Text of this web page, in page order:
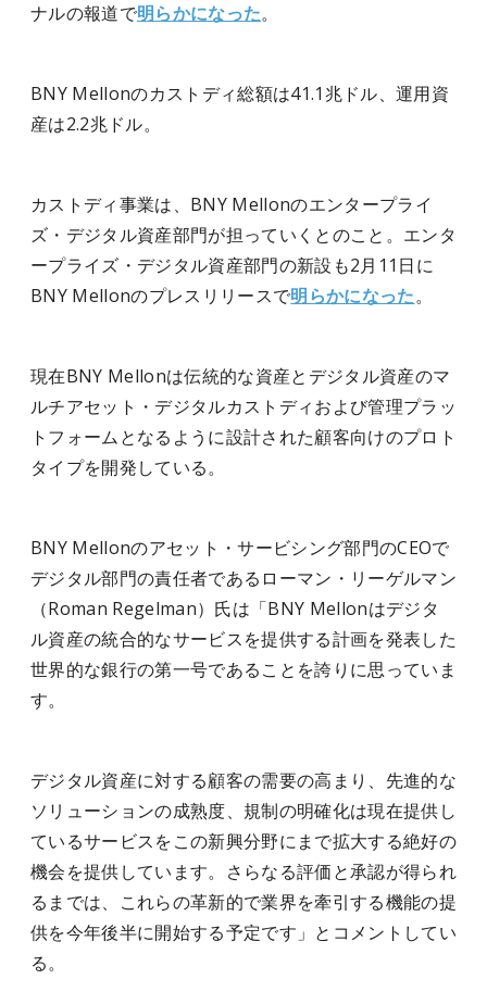
ナルの報道で明らかになった。
BNY Mellonのカストディ総額は41.1兆ドル、運用資
産は2.2兆ドル。
カストディ事業は、BNY Mellonのエンタープライ
ズ・デジタル資産部門が担っていくとのこと。エンタ
ープライズ・デジタル資産部門の新設も2月11日に
BNY Mellonのプレスリリースで明らかになった。
現在BNY Mellonは伝統的な資産とデジタル資産のマ
ルチアセット・デジタルカストディおよび管理プラッ
トフォームとなるように設計された顧客向けのプロト
タイプを開発している。
BNY Mellonのアセット・サービシング部門のCEOで
デジタル部門の責任者であるローマン・リーゲルマン
（Roman Regelman）氏は「BNY Mellonはデジタ
ル資産の統合的なサービスを提供する計画を発表した
世界的な銀行の第一号であることを誇りに思っていま
す。
デジタル資産に対する顧客の需要の高まり、先進的な
ソリューションの成熟度、規制の明確化は現在提供し
ているサービスをこの新興分野にまで拡大する絶好の
機会を提供しています。さらなる評価と承認が得られ
るまでは、これらの革新的で業界を牽引する機能の提
供を今年後半に開始する予定です」とコメントしてい
る。